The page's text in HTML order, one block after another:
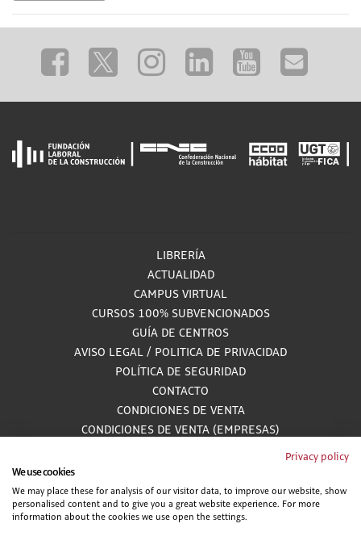
LIBRERÍA
ACTUALIDAD
CAMPUS VIRTUAL
CURSOS 100% SUBVENCIONADOS
GUÍA DE CENTROS
AVISO LEGAL / POLITICA DE PRIVACIDAD
POLÍTICA DE SEGURIDAD
CONTACTO
CONDICIONES DE VENTA
CONDICIONES DE VENTA (EMPRESAS)
900 81 33 55
Privacy policy
We use cookies
We may place these for analysis of our visitor data, to improve our website, show
personalised content and to give you a great website experience. For more
information about the cookies we use open the settings.